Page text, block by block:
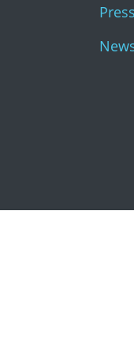
Katharinenruine